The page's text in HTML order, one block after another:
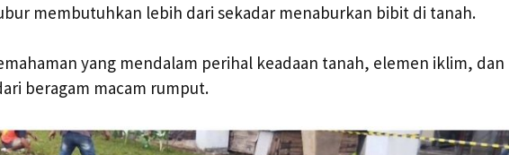
membutuhkan lebih dari sekadar menaburkan bibit di tanah.
yang mendalam perihal keadaan tanah, elemen iklim, dan
beragam macam rumput.